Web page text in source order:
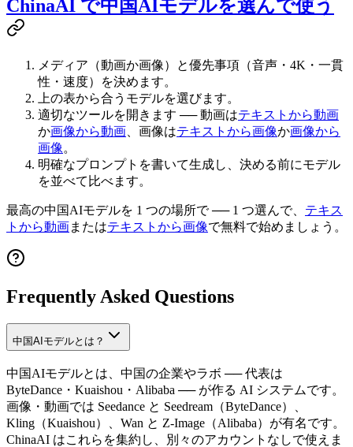
ChinaAI で中国AIモデルを選んで使う
メディア（動画か画像）と優先事項（音声・4K・一貫
性・速度）を決めます。
上の表から合うモデルを選びます。
適切なツールを開きます ── 動画はテキストから動画
か画像から動画 、画像はテキストから画像か画像から
画像。
明確なプロンプトを書いて生成し、決める前にモデル
を並べて比べます。
最高の中国AIモデルを 1 つの場所で ── 1 つ選んで、 テキス
トから動画またはテキストから画像で無料で始めましょう。
Frequently Asked Questions
中国AIモデルとは？
中国AIモデルとは、中国の企業やラボ ── 代表は
ByteDance・Kuaishou・Alibaba ── が作る AI システムです。
画像・動画では Seedance と Seedream（ByteDance）、
Kling（Kuaishou）、Wan と Z-Image（Alibaba）が有名です。
ChinaAI はこれらを集約し、別々のアカウントなしで使えま